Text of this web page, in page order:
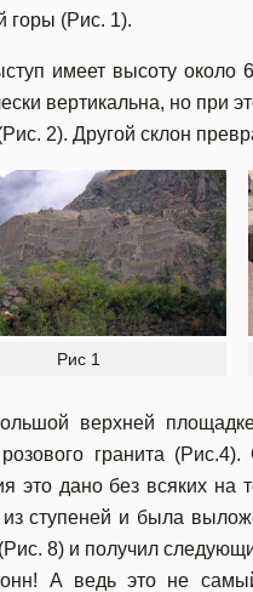
горы (Рис. 1).
имеет высоту
вертикальна, но при
2). Другой склон
Рис 1
верхней
розового гранита
это дано без всяких на
из ступеней и была
8) и получил
А ведь это не